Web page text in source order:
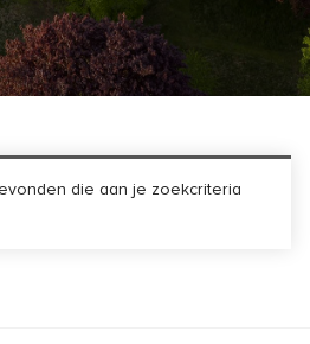
die aan je zoekcriteria